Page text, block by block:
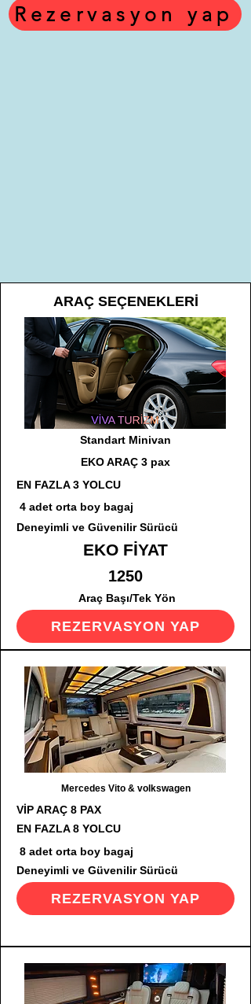
Rezervasyon yap
ARAÇ SEÇENEKLERİ
Standart Minivan
EKO ARAÇ 3 pax
EN FAZLA 3 YOLCU
4 adet orta boy bagaj
Deneyimli ve Güvenilir Sürücü
EKO FİYAT
1250
Araç Başı/Tek Yön
REZERVASYON YAP
Mercedes Vito & volkswagen
VİP ARAÇ 8 PAX
EN FAZLA 8 YOLCU
8 adet orta boy bagaj
Deneyimli ve Güvenilir Sürücü
REZERVASYON YAP